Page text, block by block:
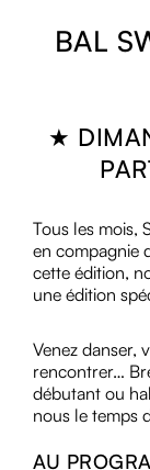
BAL
★
Tous les mois,
en compagnie
cette édition,
une édition
Venez danser,
rencontrer…
débutant ou
nous le temps
AU